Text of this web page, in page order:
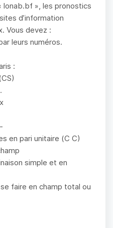
lonab.bf », les pronostics
d’information
Vous devez :
leurs numéros.
:
en pari unitaire (C C)
simple et en
faire en champ total ou